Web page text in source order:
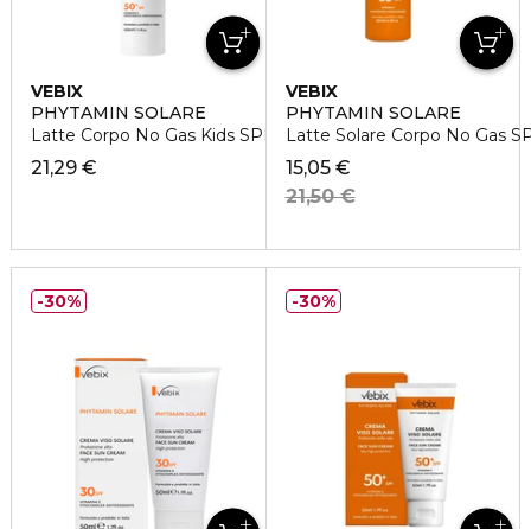
VEBIX
PHYTAMIN SOLARE
Latte Corpo No Gas Kids SPF 50+
21,29 €
VEBIX
PHYTAMIN SOLARE
Latte Solare Corpo No Gas
15,05 €
21,50 €
30% 30%